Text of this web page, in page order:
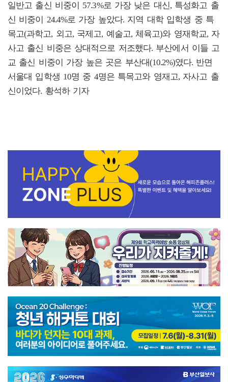
일반고 출신 비중이 57.3%로 가장 낮은 대신, 특성화고 출
신 비중이 24.4%로 가장 높았다. 지역 대학 입학생 중 특
목고(과학고, 외고, 국제고, 예술고, 체육고)와 영재학교, 자
사고 출신 비중은 상대적으로 저조했다. 부산에서 이들 고
교 출신 비중이 가장 높은 곳은 부산대(10.2%)였다. 반면
서울대 입학생 10명 중 4명은 특목고와 영재고, 자사고 출
신이었다. 황석하 기자